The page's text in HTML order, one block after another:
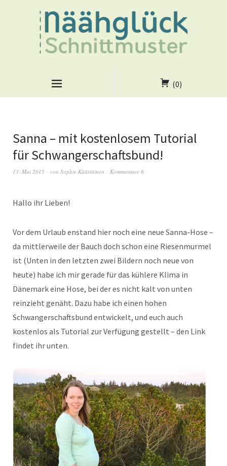
(0)
Sanna – mit kostenlosem Tutorial
für Schwangerschaftsbund!
13. Mai 2015 von Sophie Kääriäinen Kommentare 6
Hallo ihr Lieben!
Vor dem Urlaub enstand hier noch eine neue Sanna-Hose –
da mittlerweile der Bauch doch schon eine Riesenmurmel
ist (Unten in den letzten zwei Bildern noch neue von
heute) habe ich mir gerade für das kühlere Klima in
Dänemark eine Hose, bei der es nicht kalt von unten
reinzieht genäht. Dazu habe ich einen hohen
Schwangerschaftsbund entwickelt, und euch auch
kostenlos als Tutorial zur Verfügung gestellt – den Link
findet ihr unten.